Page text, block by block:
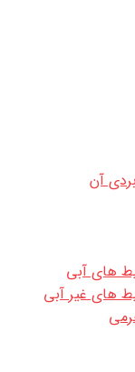
های آبی
های غیر آبی